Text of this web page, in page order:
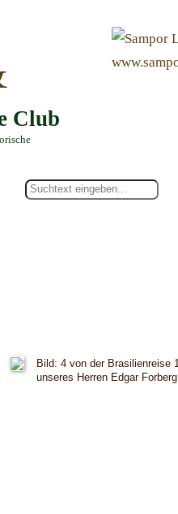
Club
Bild: 4 von der Brasilienreise
unseres Herren Edgar Forberg.